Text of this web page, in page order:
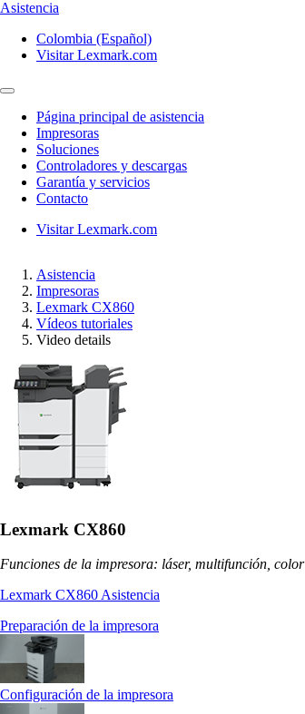
Asistencia
Colombia (Español)
Visitar Lexmark.com
Página principal de asistencia
Impresoras
Soluciones
Controladores y descargas
Garantía y servicios
Contacto
Visitar Lexmark.com
Asistencia
Impresoras
Lexmark CX860
Vídeos tutoriales
Video details
Lexmark CX860
Funciones de la impresora: láser, multifunción, color
Lexmark CX860 Asistencia
Preparación de la impresora
Configuración de la impresora